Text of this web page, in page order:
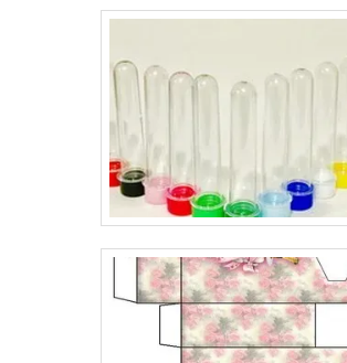
sempre passando a melhor